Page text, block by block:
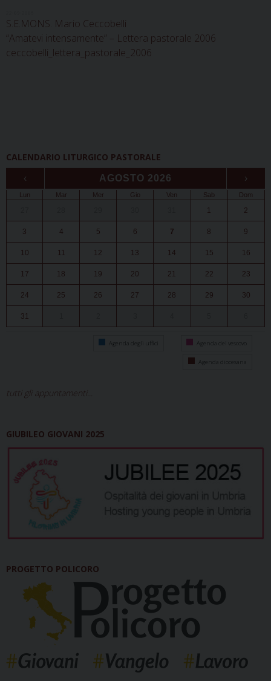
S.E.MONS. Mario Ceccobelli
“Amatevi intensamente” – Lettera pastorale 2006
ceccobelli_lettera_pastorale_2006
CALENDARIO LITURGICO PASTORALE
‹ AGOSTO 2026 ›
Lun Mar Mer Gio Ven Sab Dom
1 2
3 4 5 6 7 8 9
10 11 12 13 14 15 16
17 18 19 20 21 22 23
24 25 26 27 28 29 30
31
Agenda degli uffici Agenda del vescovo
Agenda diocesana
tutti gli appuntamenti...
GIUBILEO GIOVANI 2025
PROGETTO POLICORO